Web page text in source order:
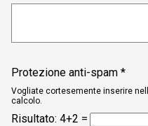
Protezione anti-spam *
Vogliate cortesemente inserire
calcolo.
Risultato: 4+2 =